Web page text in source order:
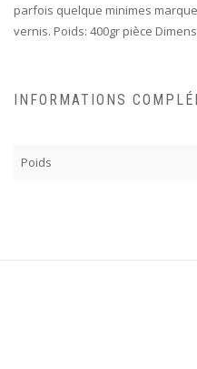
parfois quelque minimes
vernis. Poids: 400gr pièce
INFORMATIONS
Poids